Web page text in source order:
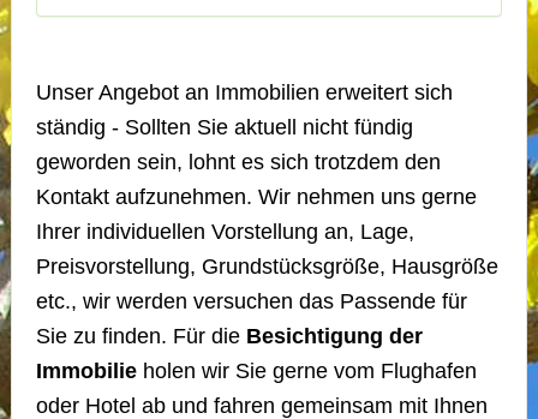
Unser Angebot an Immobilien erweitert sich
ständig - Sollten Sie aktuell nicht fündig
geworden sein, lohnt es sich trotzdem den
Kontakt aufzunehmen. Wir nehmen uns gerne
Ihrer individuellen Vorstellung an, Lage,
Preisvorstellung, Grundstücksgröße, Hausgröße
etc., wir werden versuchen das Passende für
Sie zu finden. Für die Besichtigung der
Immobilieholen wir Sie gerne vom Flughafen
oder Hotel ab und fahren gemeinsam mit Ihnen